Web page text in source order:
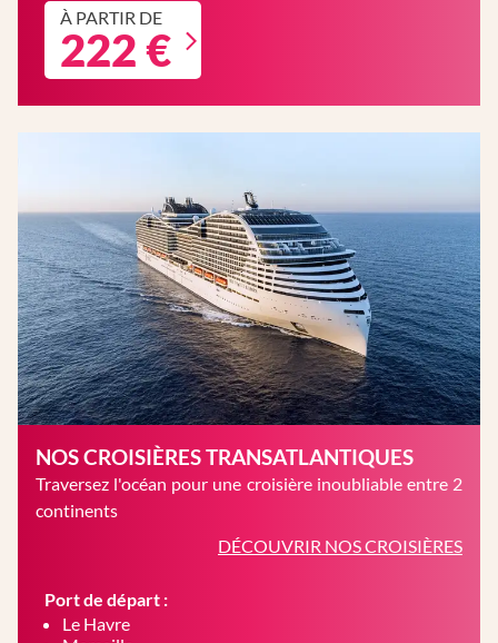
À PARTIR DE
222 €
NOS CROISIÈRES TRANSATLANTIQUES
Traversez l'océan pour une croisière inoubliable entre 2
continents
DÉCOUVRIR NOS CROISIÈRES
Port de départ :
Le Havre